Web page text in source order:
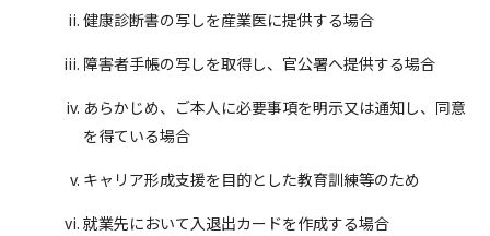
健康診断書の写しを産業医に提供する場合
障害者手帳の写しを取得し、官公署へ提供する場合
あらかじめ、ご本人に必要事項を明示又は通知し、同意
を得ている場合
キャリア形成支援を目的とした教育訓練等のため
就業先において入退出カードを作成する場合